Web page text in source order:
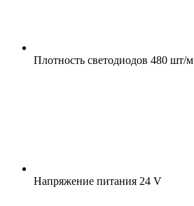
Плотность светодиодов 480 шт/м
Напряжение питания 24 V